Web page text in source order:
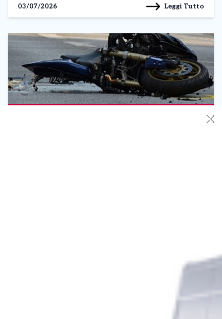
03/07/2026
Leggi Tutto
✕